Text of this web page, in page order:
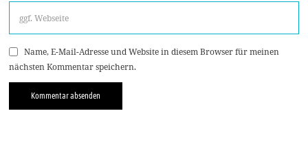
Name, E-Mail-Adresse und Website in diesem Browser für meinen
nächsten Kommentar speichern.